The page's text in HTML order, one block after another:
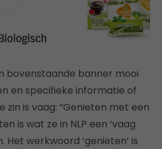
bovenstaande banner mooi
en specifieke informatie of
zin is vaag: “Genieten met een
is wat ze in NLP een ‘vaag
Het werkwoord ‘genieten’ is